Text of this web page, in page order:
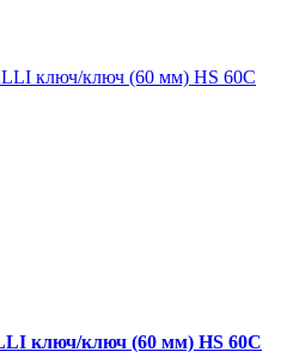
ключ/ключ (60 мм) HS 60C